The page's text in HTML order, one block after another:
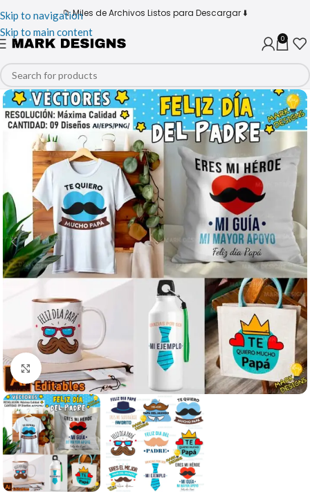
Skip to navigation
Skip to main content
📁 Miles de Archivos Listos para Descargar ⬇️
0
Click to enlarge